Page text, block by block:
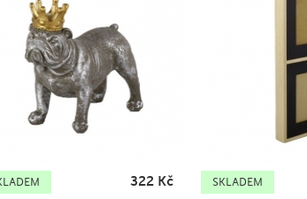
322 Kč SKLADEM